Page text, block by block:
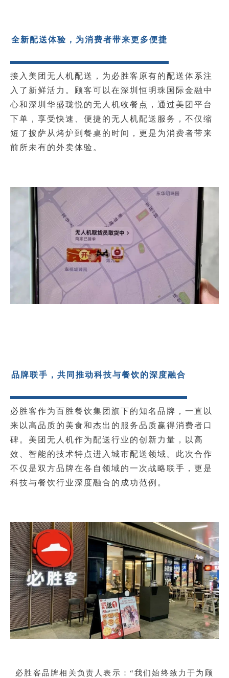
全新配送体验，为消费者带来更多便捷
接入美团无人机配送，为必胜客原有的配送体系注
入了新鲜活力。顾客可以在深圳恒明珠国际金融中
心和深圳华盛珑悦的无人机收餐点，通过美团平台
下单，享受快速、便捷的无人机配送服务，不仅缩
短了披萨从烤炉到餐桌的时间，更是为消费者带来
前所未有的外卖体验。
品牌联手，共同推动科技与餐饮的深度融合
必胜客作为百胜餐饮集团旗下的知名品牌，一直以
来以高品质的美食和杰出的服务品质赢得消费者口
碑。美团无人机作为配送行业的创新力量，以高
效、智能的技术特点进入城市配送领域。此次合作
不仅是双方品牌在各自领域的一次战略联手，更是
科技与餐饮行业深度融合的成功范例。
必胜客品牌相关负责人表示：“我们始终致力于为顾